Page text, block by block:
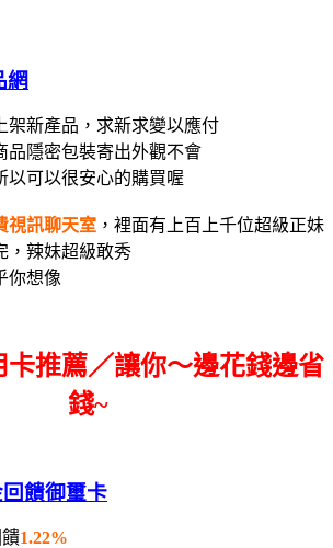
網
架新產品，求新求變以應付
品隱密包裝寄出外觀不會
以可以很安心的購買喔
視訊聊天室 ，裡面有上百上千位超級正妹
，辣妹超級敢秀
你想像
卡推薦／讓你～邊花錢邊省
錢~
饋御璽卡
1.22%